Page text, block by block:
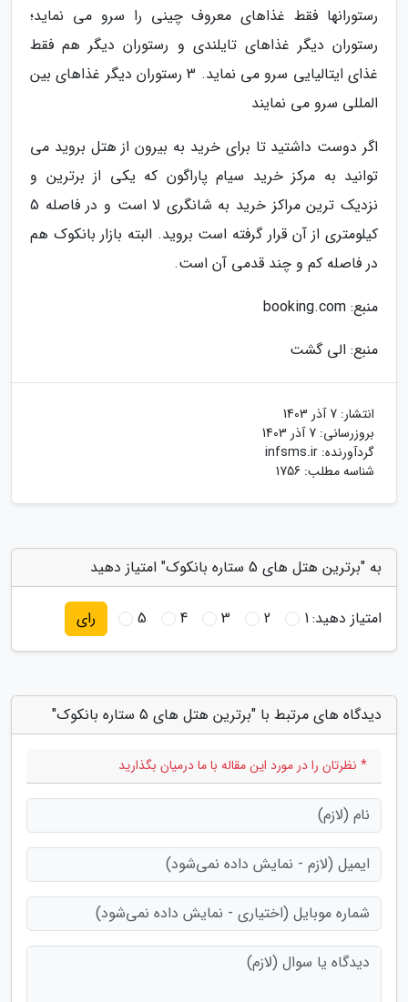
رستورانها فقط غذاهای معروف چینی را سرو می نماید؛
رستوران دیگر غذاهای تایلندی و رستوران دیگر هم فقط
غذای ایتالیایی سرو می نماید. 3 رستوران دیگر غذاهای بین
المللی سرو می نمایند
اگر دوست داشتید تا برای خرید به بیرون از هتل بروید می
توانید به مرکز خرید سیام پاراگون که یکی از برترین و
نزدیک ترین مراکز خرید به شانگری لا است و در فاصله 5
کیلومتری از آن قرار گرفته است بروید. البته بازار بانکوک هم
در فاصله کم و چند قدمی آن است.
منبع: booking.com
منبع: الی گشت
انتشار: 7 آذر 1403
بروزرسانی: 7 آذر 1403
گردآورنده: infsms.ir
شناسه مطلب: 1756
به "برترین هتل های 5 ستاره بانکوک" امتیاز دهید
امتیاز دهید:1
2
3
4
5 رای
دیدگاه های مرتبط با "برترین هتل های 5 ستاره بانکوک"
* نظرتان را در مورد این مقاله با ما درمیان بگذارید